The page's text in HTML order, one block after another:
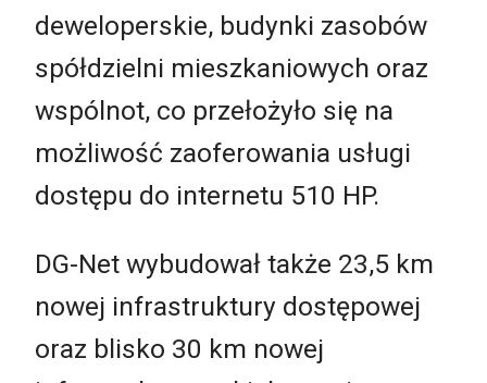
deweloperskie, budynki zasobów
spółdzielni mieszkaniowych oraz
wspólnot, co przełożyło się na
możliwość zaoferowania usługi
dostępu do internetu 510 HP.
DG-Net wybudował także 23,5 km
nowej infrastruktury dostępowej
oraz blisko 30 km nowej